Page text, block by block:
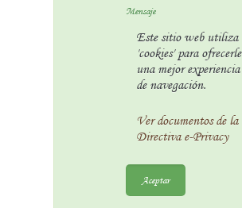
Mensaje
Este sitio web utiliza
'cookies' para ofrecerle
una mejor experiencia
de navegación.
Ver documentos de la
Directiva e-Privacy
Aceptar